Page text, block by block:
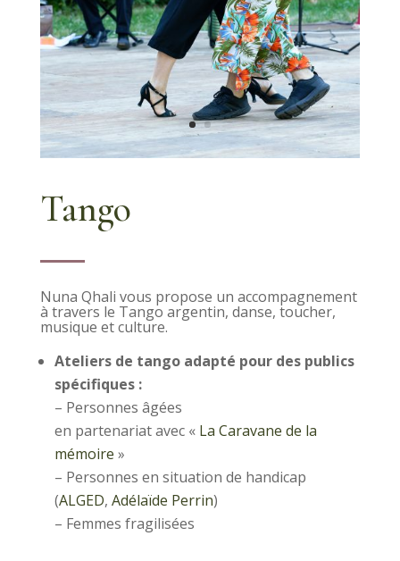
Tango
Nuna Qhali vous propose un accompagnement
à travers le Tango argentin, danse, toucher,
musique et culture.
Ateliers de tango adapté pour des publics
spécifiques :
– Personnes âgées
en partenariat avec « La Caravane de la
mémoire »
– Personnes en situation de handicap
(ALGED, Adélaïde Perrin)
– Femmes fragilisées